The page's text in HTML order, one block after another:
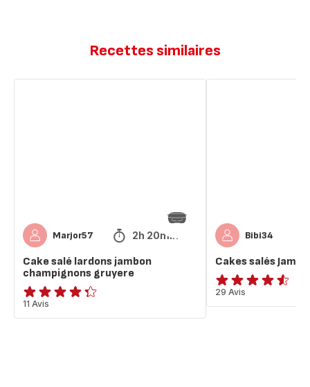
Recettes similaires
Marjor57 2h 20min
Cake salé lardons jambon
champignons gruyere
ratings.4.3
11 Avis
Bibi34
Cakes salés
ratings.4.5
29 Avis